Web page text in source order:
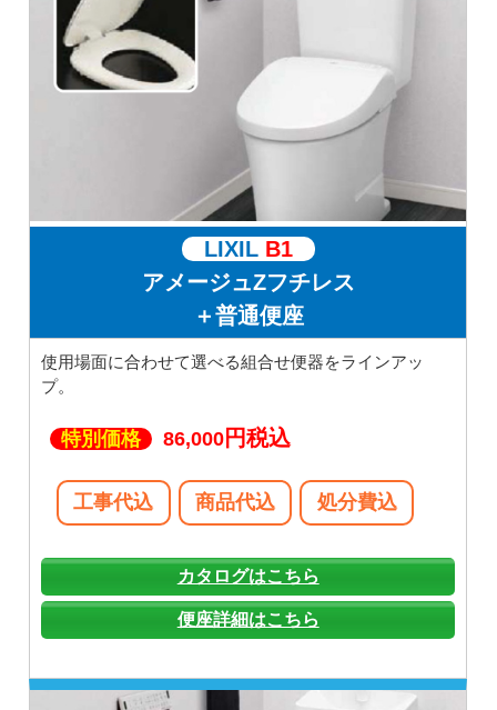
LIXIL B1
アメージュZフチレス
＋普通便座
使用場面に合わせて選べる組合せ便器をラインアッ
プ。
特別価格 86,000 円税込
工事代込 商品代込 処分費込
カタログはこちら
便座詳細はこちら